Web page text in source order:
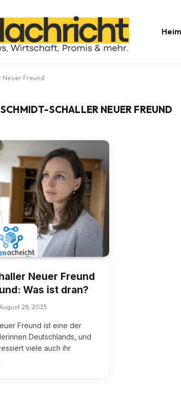
Heim
Freund
SCHALLER NEUER FREUND
Neuer Freund
Was ist dran?
26, 2025
Freund ist eine der
Deutschlands, und
viele auch ihr